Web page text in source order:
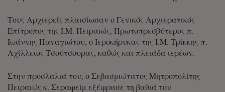
Τους Αρχιερείς πλαισίωσαν ο Γενικός Αρχιερατικός
Επίτροπος της Ι.Μ. Πειραιώς, Πρωτοπρεσβύτερος π.
Ιωάννης Παναγιώτου, ο Ιεροκήρυκας της Ι.Μ. Τρίκκης π.
Αχίλλειος Τσούτσουρας, καθώς και πλειάδα ιερέων.
Στην προσλαλιά του, ο Σεβασμιώτατος Μητροπολίτης
Πειραιώς κ. Σεραφείμ εξέφρασε τη βαθιά του